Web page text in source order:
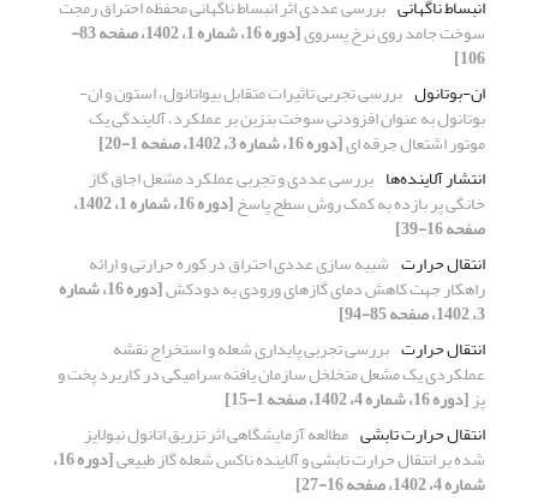
انبساط ناگهانی بررسی عددی اثر انبساط ناگهانی محفظه احتراق رمجت
سوخت جامد روی نرخ پسروی [دوره 16، شماره 1، 1402، صفحه 83-
106]
ان-بوتانول بررسی تجربی تاثیرات متقابل بیواتانول، استون و ان-
بوتانول به عنوان افزودنی سوخت بنزین بر عملکرد، آلایندگی یک
موتور اشتعال جرقه ای[دوره 16، شماره 3، 1402، صفحه 1-20]
انتشار آلاینده‌ها بررسی عددی و تجربی عملکرد مشعل اجاق گاز
خانگی پر بازده به کمک روش سطح پاسخ [دوره 16، شماره 1، 1402،
صفحه 16-39]
انتقال حرارت شبیه سازی عددی احتراق در کوره حرارتی و ارائه
راهکار جهت کاهش دمای گازهای ورودی به دودکش [دوره 16، شماره
3، 1402، صفحه 85-94]
انتقال حرارت بررسی تجربی پایداری شعله و استخراج نقشه
عملکردی یک مشعل متخلخل سازمان یافته سرامیکی در کاربرد پخت و
پز[دوره 16، شماره 4، 1402، صفحه 1-15]
انتقال حرارت تابشی مطالعه آزمایشگاهی اثر تزریق اتانول نبولایز
شده بر انتقال حرارت تابشی و آلاینده ناکس شعله گاز طبیعی [دوره 16،
شماره 4، 1402، صفحه 16-27]